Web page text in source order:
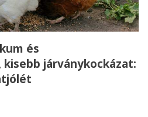
és
járványkockázat: